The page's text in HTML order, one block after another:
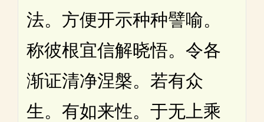
法。方便开示种种譬喻。
称彼根宜信解晓悟。令各
渐证清净涅槃。若有众
生。有如来性。于无上乘